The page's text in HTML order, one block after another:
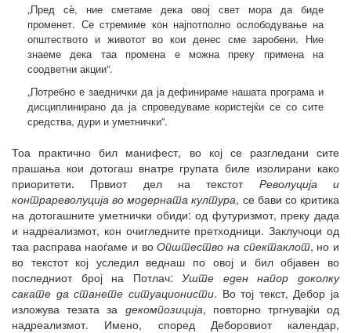
„Пред сè, ние сметаме дека овој свет мора да биде
променет. Се стремиме кон најпотполно ослободување на
општеството и животот во кои денес сме заробени. Ние
знаеме дека таа промена е можна преку примена на
соодветни акции“.
„Потребно е заеднички да ја дефинираме нашата програма и
дисциплинирано да ја спроведуваме користејќи се со сите
средства, дури и уметнички“.
Тоа практично бил манифест, во кој се разгледани сите
прашања кои дотогаш внатре групата биле изолирани како
приоритети. Првиот дел на текстот Револуција и
контрареволуција во модерната култура, се бави со критика
на дотогашните уметнички обиди: од футуризмот, преку дада
и надреализмот, кон очигледните претходници. Заклучоци од
таа расправа наоѓаме и воОпштество на спектаклот, но и
во текстот кој уследил веднаш по овој и бил објавен во
последниот број на Потлач:Уште еден напор доколку
сакате да станете ситуационисти. Во тој текст, Дебор ја
изложува тезата за декомпозиција, повторно тргнувајќи од
надреализмот. Имено, според Деборовиот календар,